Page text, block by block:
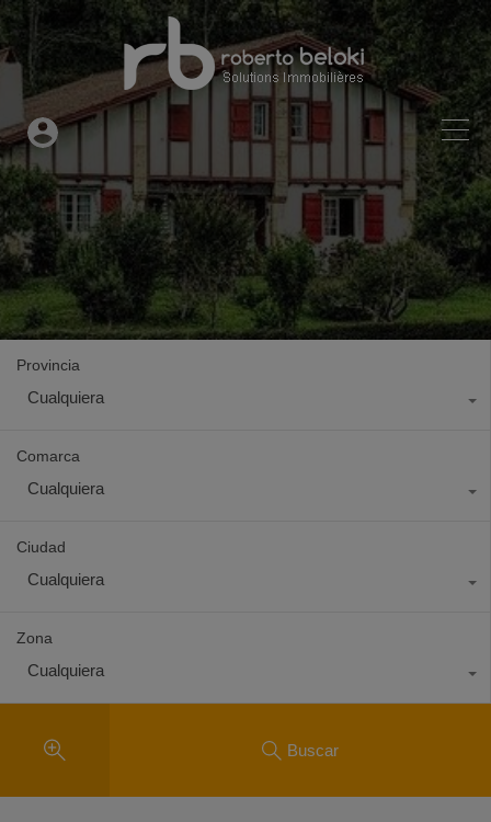
Provincia
Cualquiera
Comarca
Cualquiera
Ciudad
Cualquiera
Zona
Cualquiera
Buscar